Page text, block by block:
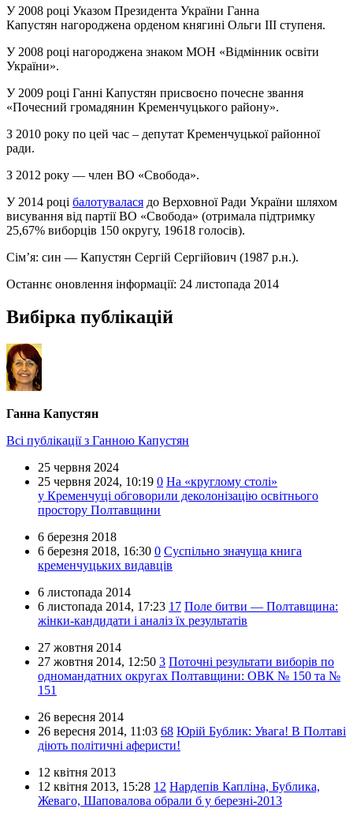
У 2008 році Указом Президента України Ганна
Капустян нагороджена орденом княгині Ольги ІІІ ступеня.
У 2008 році нагороджена знаком МОН «Відмінник освіти
України».
У 2009 році Ганні Капустян присвоєно почесне звання
«Почесний громадянин Кременчуцького району».
З 2010 року по цей час – депутат Кременчуцької районної
ради.
З 2012 року — член ВО «Свобода».
У 2014 році балотувалася до Верховної Ради України шляхом
висування від партії ВО «Свобода» (отримала підтримку
25,67% виборців 150 округу, 19618 голосів).
Сім’я: син — Капустян Сергій Сергійович (1987 р.н.).
Останнє оновлення інформації: 24 листопада 2014
Вибірка публікацій
Ганна Капустян
Всі публікації з Ганною Капустян
25 червня 2024
25 червня 2024, 10:19 0 На «круглому столі»
у Кременчуці обговорили деколонізацію освітнього
простору Полтавщини
6 березня 2018
6 березня 2018, 16:30 0 Суспільно значуща книга
кременчуцьких видавців
6 листопада 2014
6 листопада 2014, 17:23 17 Поле битви — Полтавщина:
жінки-кандидати і аналіз їх результатів
27 жовтня 2014
27 жовтня 2014, 12:50 3 Поточні результати виборів по
одномандатних округах Полтавщини: ОВК № 150 та №
151
26 вересня 2014
26 вересня 2014, 11:03 68 Юрій Бублик: Увага! В Полтаві
діють політичні аферисти!
12 квітня 2013
12 квітня 2013, 15:28 12 Нардепів Капліна, Бублика,
Жеваго, Шаповалова обрали б у березні-2013